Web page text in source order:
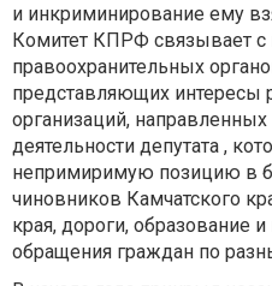
и инкриминирование ему
Комитет КПРФ связывает с
правоохранительных
представляющих интересы
организаций,
деятельности депутата ,
непримиримую позицию в
чиновников Камчатского
края, дороги, образование
обращения граждан по